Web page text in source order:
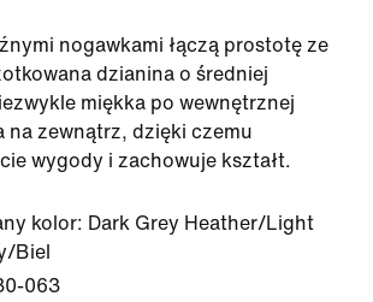
nogawkami łączą prostotę ze
dzianina o średniej
miękka po wewnętrznej
na zewnątrz, dzięki czemu
wygody i zachowuje kształt.
kolor: Dark Grey Heather/Light
Biel
063